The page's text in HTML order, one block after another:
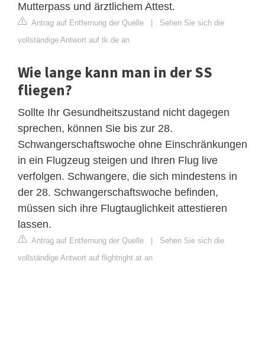
Mutterpass und ärztlichem Attest.
Antrag auf Entfernung der Quelle
Sehen Sie sich die
vollständige Antwort auf tk.de an
Wie lange kann man in der SS
fliegen?
Sollte Ihr Gesundheitszustand nicht dagegen
sprechen, können Sie bis zur 28.
Schwangerschaftswoche ohne Einschränkungen
in ein Flugzeug steigen und Ihren Flug live
verfolgen. Schwangere, die sich mindestens in
der 28. Schwangerschaftswoche befinden,
müssen sich ihre Flugtauglichkeit attestieren
lassen.
Antrag auf Entfernung der Quelle
Sehen Sie sich die
vollständige Antwort auf flightright.at an